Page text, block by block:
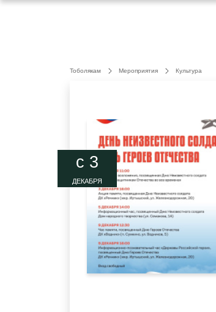
Тоболякам Мероприятия Культура
c 3
ДЕКАБРЯ